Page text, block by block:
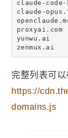
claude-code-
claude-
proxyai.com
yunwu.ai
zenmux.ai
完整列表可以
https://
domains.js